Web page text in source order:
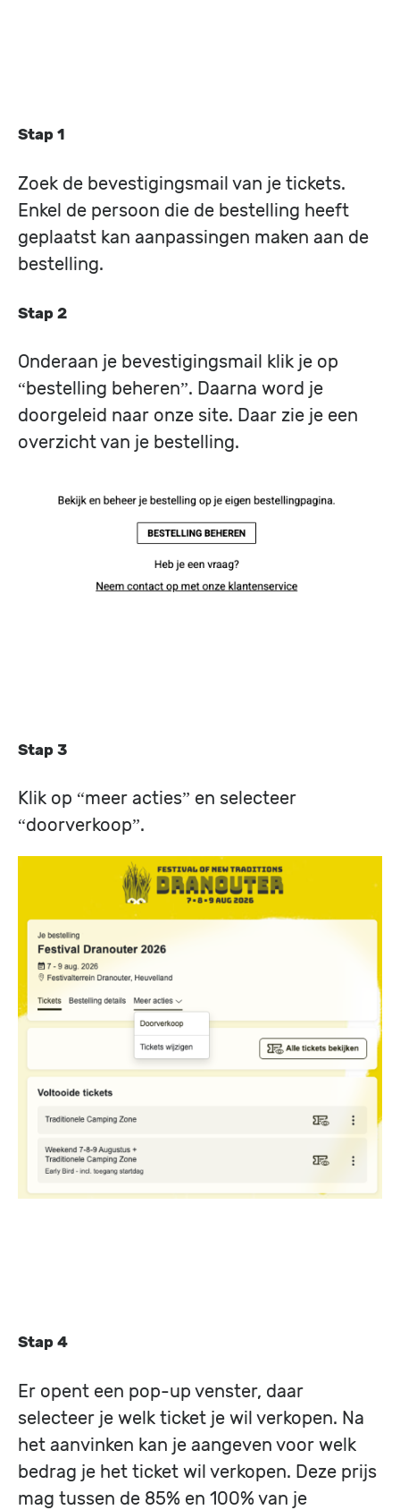
Stap 1
Zoek de bevestigingsmail van je tickets.
Enkel de persoon die de bestelling heeft
geplaatst kan aanpassingen maken aan de
bestelling.
Stap 2
Onderaan je bevestigingsmail klik je op
“bestelling beheren”. Daarna word je
doorgeleid naar onze site. Daar zie je een
overzicht van je bestelling.
Stap 3
Klik op “meer acties” en selecteer
“doorverkoop”.
Stap 4
Er opent een pop-up venster, daar
selecteer je welk ticket je wil verkopen. Na
het aanvinken kan je aangeven voor welk
bedrag je het ticket wil verkopen. Deze prijs
mag tussen de 85% en 100% van je